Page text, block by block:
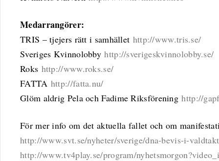
Medarrangörer:
TRIS – tjejers rätt i samhället http://www.tris.se/
Sveriges Kvinnolobbyhttp://sverigeskvinnolobby.se/
Roks http://www.roks.se/
FATTA http://fatta.nu/
Glöm aldrig Pela och Fadime Riksföreninghttp://
För mer info om det aktuella fallet och om
http://www.svt.se/nyheter/sverige/dna-bevis-i-
http://www.tv4play.se/program/